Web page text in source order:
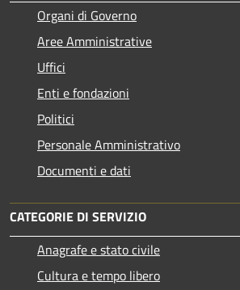
Organi di Governo
Aree Amministrative
Uffici
Enti e fondazioni
Politici
Personale Amministrativo
Documenti e dati
CATEGORIE DI SERVIZIO
Anagrafe e stato civile
Cultura e tempo libero